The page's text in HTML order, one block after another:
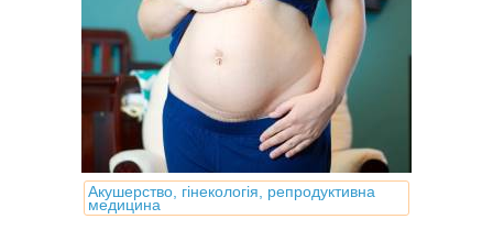
Акушерство, гінекологія, репродуктивна
медицина